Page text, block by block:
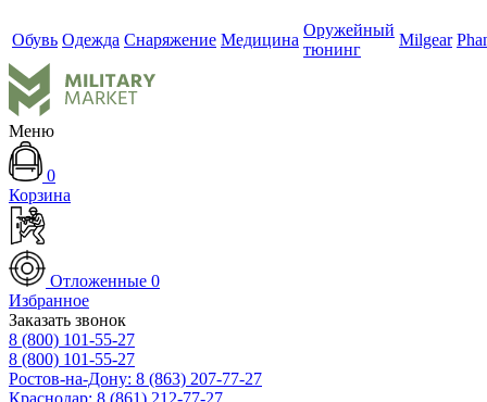
Обувь Одежда Снаряжение Медицина
Оружейный
тюнинг
Milgear
Меню
0
Корзина
Отложенные 0
Избранное
Заказать звонок
8 (800) 101-55-27
8 (800) 101-55-27
Ростов-на-Дону: 8 (863) 207-77-27
Краснодар: 8 (861) 212-77-27